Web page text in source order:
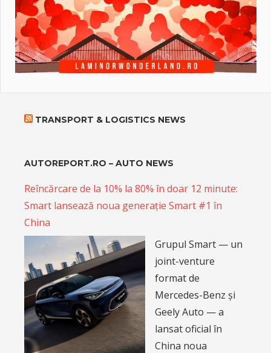
TRANSPORT & LOGISTICS NEWS
AUTOREPORT.RO – AUTO NEWS
Reîncărcare de la 10% la 80% în doar 12 minute:
Smart lansează noua generație Smart #1 în
China
Grupul Smart — un
joint-venture
format de
Mercedes-Benz și
Geely Auto — a
lansat oficial în
China noua